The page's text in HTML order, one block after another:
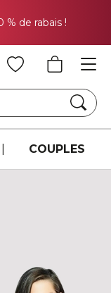
% de rabais !
COUPLES